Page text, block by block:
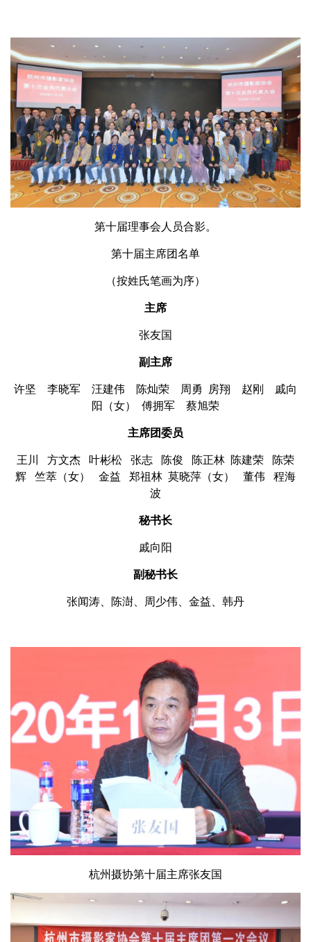
第十届理事会人员合影。
第十届主席团名单
（按姓氏笔画为序）
主席
张友国
副主席
许坚 李晓军 汪建伟 陈灿荣 周勇 房翔 赵刚 戚向
阳（女） 傅拥军 蔡旭荣
主席团委员
王川 方文杰 叶彬松 张志 陈俊 陈正林 陈建荣 陈荣
辉 竺萃（女） 金益 郑祖林 莫晓萍（女） 董伟 程海
波
秘书长
戚向阳
副秘书长
张闻涛、陈澍、周少伟、金益、韩丹
杭州摄协第十届主席张友国